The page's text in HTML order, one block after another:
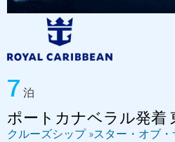
7 泊
ポートカナベラル発着
クルーズシップ »スター・オブ